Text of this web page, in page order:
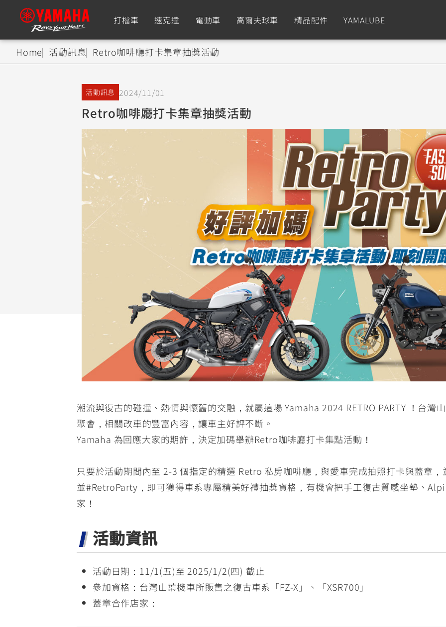
打檔車 速克達 電動車 高爾夫球車 精品配件 YAMALUBE
Super Sport
YZF-R9
550+
YZF-R7
550+
YZF-R3
150
MT-09 Y-AMT
550+ 550+
MT-07 Y-AMT MT-07
550+
MT-03
251~549
MT-15
150
Premium
TMAX
XMAX
251~549
NMAX
150
CYGNUS XR
FORCE 2.0
150
RS NEO
Vinoora
125
125
50
追蹤愛車
Home 活動訊息 Retro咖啡廳打卡集章抽獎活動
活動訊息 2024/11/01
Retro咖啡廳打卡集章抽獎活動
潮流與復古的碰撞、熱情與懷舊的交融，就屬這場 Yamaha 2024 RETRO PARTY ！台灣
聚會，相關改車的豐富內容，讓車主好評不斷。
Yamaha 為回應大家的期許，決定加碼舉辦Retro咖啡廳打卡集點活動！
只要於活動期間內至 2-3 個指定的精選 Retro 私房咖啡廳，與愛車完成拍照打卡與蓋章，
並#RetroParty，即可獲得車系專屬精美好禮抽獎資格，有機會把手工復古質感坐墊、
家！
活動資訊
活動日期：11/1(五)至 2025/1/2(四) 截止
參加資格：台灣山葉機車所販售之復古車系「FZ-X」、「XSR700」
蓋章合作店家：